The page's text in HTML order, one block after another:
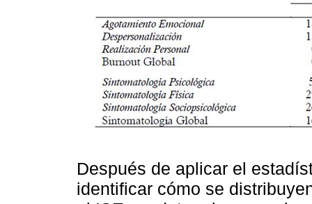
Después de aplicar el
identificar cómo se